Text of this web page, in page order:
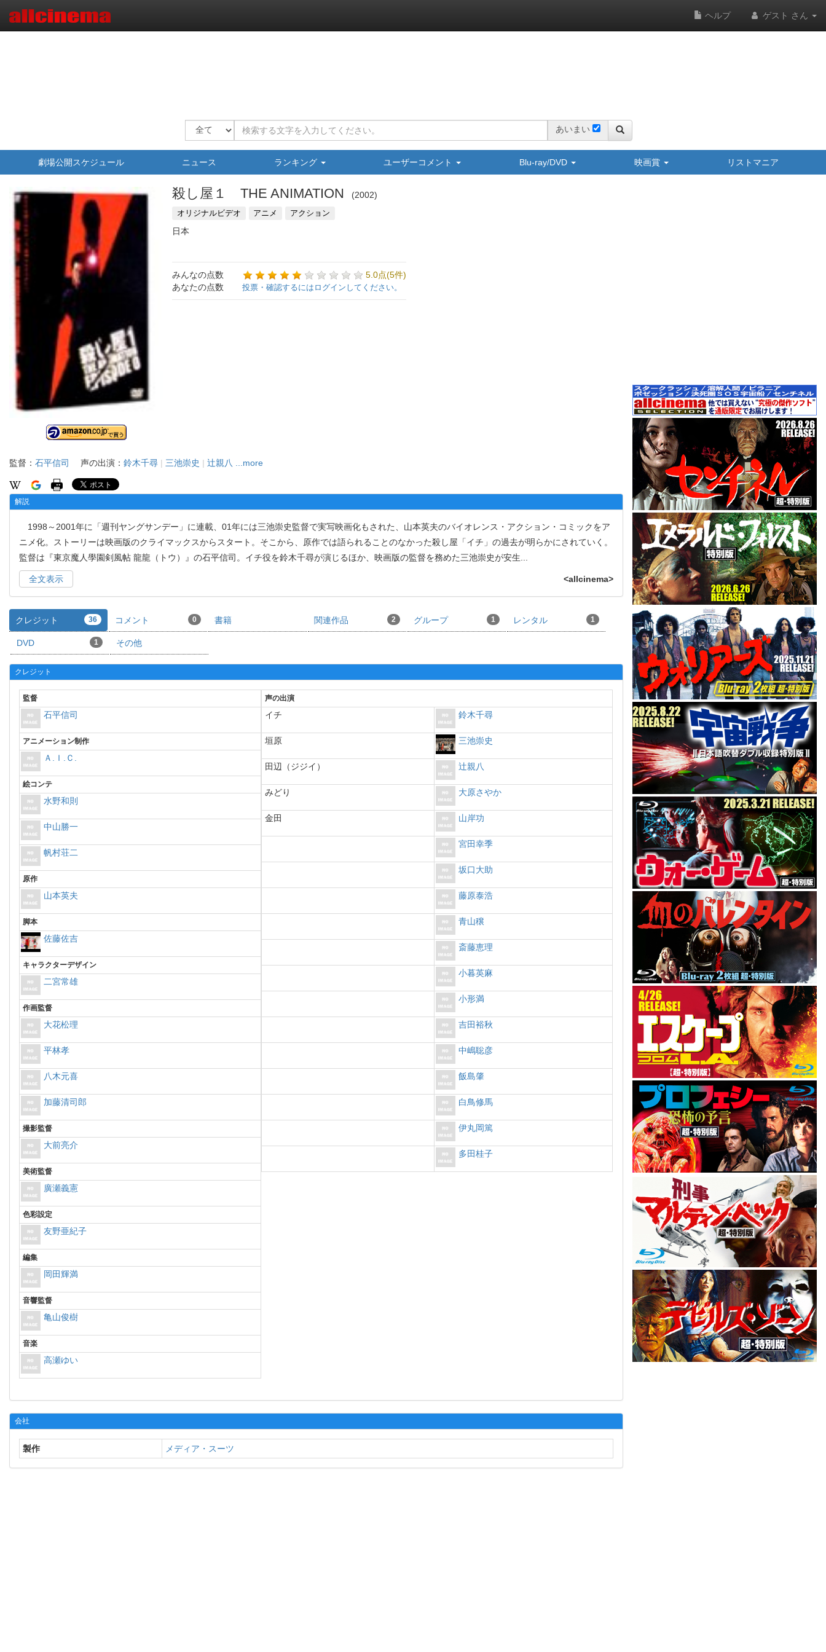
ヘルプ ゲスト さん
あいまい
劇場公開スケジュール ニュース ランキング ユーザーコメント Blu-ray/DVD 映画賞 リストマニア
殺し屋１ THE ANIMATION 2002
オリジナルビデオ アニメ アクション
日本
みんなの点数
5.0点(5件)
あなたの点数
投票・確認するにはログインしてください。
監督： 石平信司 声の出演： 鈴木千尋 | 三池崇史 | 辻親八 ...more
解説
1998～2001年に「週刊ヤングサンデー」に連載、01年には三池崇史監督で実写映画化もされた、山本英夫のバイオレンス・アクション・コミックをア
ニメ化。ストーリーは映画版のクライマックスからスタート。そこから、原作では語られることのなかった殺し屋「イチ」の過去が明らかにされていく。
監督は『東京魔人學園剣風帖 龍龍（トウ）』の石平信司。イチ役を鈴木千尋が演じるほか、映画版の監督を務めた三池崇史が安生
全文表示 <allcinema>
クレジット 36 コメント 0 書籍 関連作品 2 グループ 1 レンタル 1
DVD 1 その他
クレジット
監督
石平信司
アニメーション制作
Ａ.Ｉ.Ｃ.
絵コンテ
水野和則
中山勝一
帆村荘二
原作
山本英夫
脚本
佐藤佐吉
キャラクターデザイン
二宮常雄
作画監督
大花松理
平林孝
八木元喜
加藤清司郎
撮影監督
大前亮介
美術監督
廣瀬義憲
色彩設定
友野亜紀子
編集
岡田輝満
音響監督
亀山俊樹
音楽
高瀬ゆい
声の出演
イチ 鈴木千尋
垣原 三池崇史
田辺（ジジイ） 辻親八
みどり 大原さやか
金田 山岸功
宮田幸季
坂口大助
藤原泰浩
青山穣
斎藤恵理
小暮英麻
小形満
吉田裕秋
中嶋聡彦
飯島肇
白鳥修馬
伊丸岡篤
多田桂子
会社
製作 メディア・スーツ